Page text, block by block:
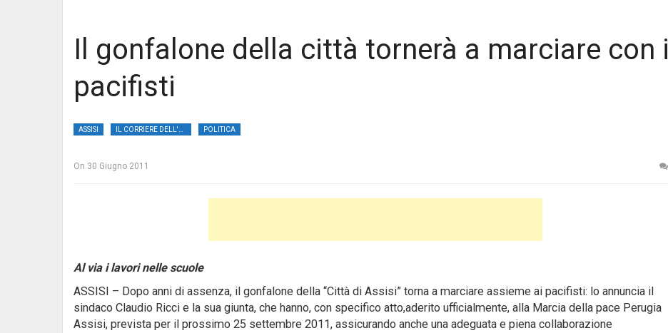
Il gonfalone della città tornerà a marciare con i
pacifisti
ASSISI POLITICA
On 30 Giugno 2011
Al via i lavori nelle scuole
ASSISI – Dopo anni di assenza, il gonfalone della “Città di Assisi” torna a marciare assieme ai pacifisti: lo annuncia il
sindaco Claudio Ricci e la sua giunta, che hanno, con specifico atto,aderito ufficialmente, alla Marcia della pace Perugia
Assisi, prevista per il prossimo 25 settembre 2011, assicurando anche una adeguata e piena collaborazione